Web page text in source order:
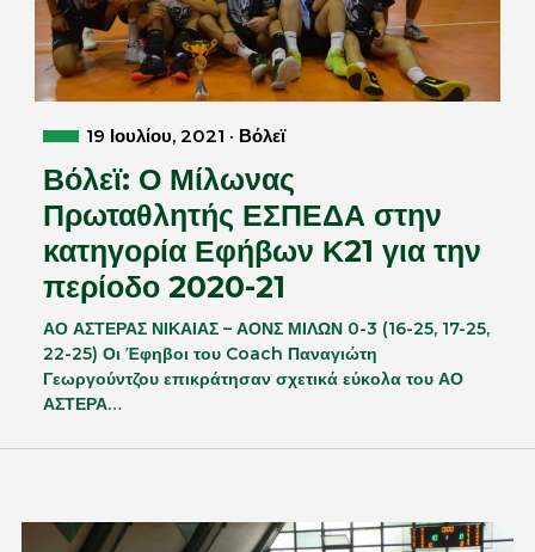
19 Ιουλίου, 2021 · Βόλεϊ
Βόλεϊ: Ο Μίλωνας
Πρωταθλητής ΕΣΠΕΔΑ στην
κατηγορία Εφήβων Κ21 για την
περίοδο 2020-21
ΑΟ ΑΣΤΕΡΑΣ ΝΙΚΑΙΑΣ – ΑΟΝΣ ΜΙΛΩΝ 0-3 (16-25, 17-25,
22-25) Οι Έφηβοι του Coach Παναγιώτη
Γεωργούντζου επικράτησαν σχετικά εύκολα του ΑΟ
ΑΣΤΕΡΑ…